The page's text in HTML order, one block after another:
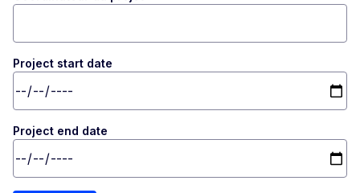
Project start date
Project end date